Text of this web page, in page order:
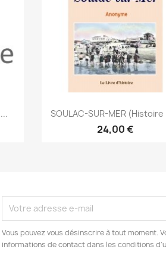
Aperçu rapide
SOULAC-SUR-MER (Histoire
24,00 €
Vous pouvez vous désinscrire à tout moment.
informations de contact dans les conditions